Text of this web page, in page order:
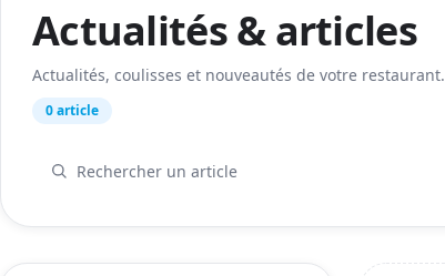
Actualités & articles
Actualités, coulisses et nouveautés de votre restaurant.
0 article